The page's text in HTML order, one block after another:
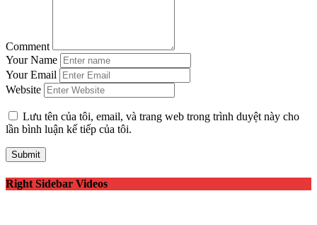
Comment
Your Name
Your Email
Website
Lưu tên của tôi, email, và trang web trong trình duyệt này cho
lần bình luận kế tiếp của tôi.
Right Sidebar Videos